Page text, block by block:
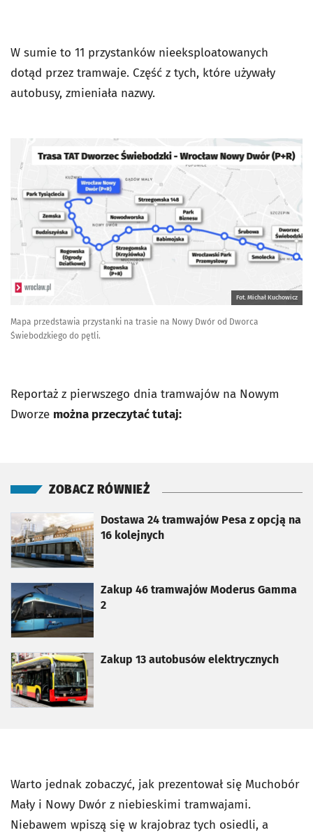
W sumie to 11 przystanków nieeksploatowanych
dotąd przez tramwaje. Część z tych, które używały
autobusy, zmieniała nazwy.
Fot. Michał Kuchowicz
Mapa przedstawia przystanki na trasie na Nowy Dwór od Dworca
Świebodzkiego do pętli.
Reportaż z pierwszego dnia tramwajów na Nowym
Dworze można przeczytać tutaj:
ZOBACZ RÓWNIEŻ
Dostawa 24 tramwajów Pesa z opcją na
16 kolejnych
otworzy się w nowej karcie
Zakup 46 tramwajów Moderus Gamma
2
otworzy się w nowej karcie
Zakup 13 autobusów elektrycznych
otworzy się w nowej karcie
Warto jednak zobaczyć, jak prezentował się Muchobór
Mały i Nowy Dwór z niebieskimi tramwajami.
Niebawem wpiszą się w krajobraz tych osiedli, a